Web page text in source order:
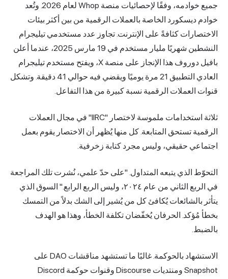
جميع خوادمه، وفقًا لإحصائيات منصة Whop لعام 2026. وتُعد
خوادم ديسكورد الخاصة بالعملات الرقمية من بين أكثر بيئات
الاختصارات كثافةً على الإنترنت. تجاوز عدد مستخدمي تيليجرام
النشطين شهريًا مليار مستخدم في 19 مارس 2025، عندما أعلن
بافيل دوروف هذا الإنجاز على منصة X، ويفتح مستخدم تيليجرام
العادي التطبيق 21 مرة يوميًا ويقضي فيه حوالي 41 دقيقة. وتشكل
قنوات العملات الرقمية نسبة كبيرة من هذا التفاعل.
ثلاثة استخدامات ملموسة لاختصار "IIRC" في مجال العملات
الرقمية تستحق المتابعة. كل منها يُظهر أن الاختصار يقوم بعمل
اجتماعي حقيقي، وليس مجرد كتابة زخرفية.
التحوّط الذي يتبعه المتداول. "على حدّ علمي، نُشرت تلك المراجعة
في الربع الثاني من عام ٢٠٢٤، وليس الربع الرابع." السوق الذي
يتأثر بالشائعات يُكافئ كل من يُشير إلى الشك بدلاً من التمسك
بخطأ مُؤكد. الحرفان يُخفّضان تكلفة الخطأ، وهذا هو الهدف
بالضبط.
الاستشهاد بالحوكمة. غالبًا ما تستشهد مناقشات DAO على
Snapshot ومنتديات Discourse وقنوات حوكمة Discord